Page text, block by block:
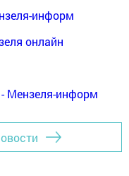
информ
онлайн
Мензеля-информ